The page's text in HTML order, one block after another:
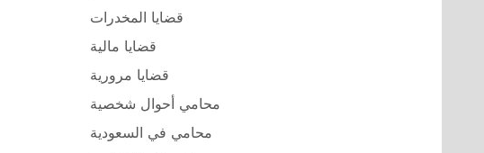
قضايا المخدرات
قضايا مالية
قضايا مرورية
محامي أحوال شخصية
محامي في السعودية